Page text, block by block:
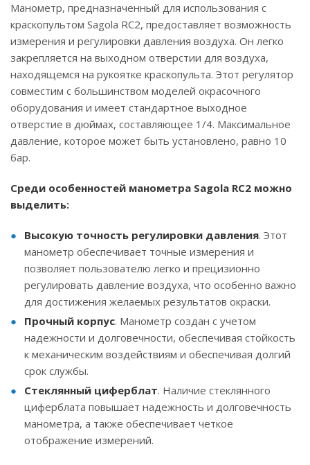
Манометр, предназначенный для использования с
краскопультом Sagola RC2, предоставляет возможность
измерения и регулировки давления воздуха. Он легко
закрепляется на выходном отверстии для воздуха,
находящемся на рукоятке краскопульта. Этот регулятор
совместим с большинством моделей окрасочного
оборудования и имеет стандартное выходное
отверстие в дюймах, составляющее 1/4. Максимальное
давление, которое может быть установлено, равно 10
бар.
Среди особенностей манометра Sagola RC2 можно
выделить:
Высокую точность регулировки давления. Этот
манометр обеспечивает точные измерения и
позволяет пользователю легко и прецизионно
регулировать давление воздуха, что особенно важно
для достижения желаемых результатов окраски.
Прочный корпус. Манометр создан с учетом
надежности и долговечности, обеспечивая стойкость
к механическим воздействиям и обеспечивая долгий
срок службы.
Стеклянный циферблат. Наличие стеклянного
циферблата повышает надежность и долговечность
манометра, а также обеспечивает четкое
отображение измерений.